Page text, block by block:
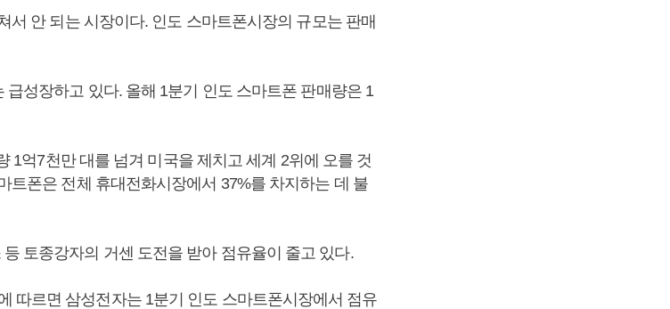
서 안 되는 시장이다. 인도 스마트폰시장의 규모는 판매
성장하고 있다. 올해 1분기 인도 스마트폰 판매량은 1
1억7천만 대를 넘겨 미국을 제치고 세계 2위에 오를 것
트폰은 전체 휴대전화시장에서 37%를 차지하는 데 불
토종강자의 거센 도전을 받아 점유율이 줄고 있다.
따르면 삼성전자는 1분기 인도 스마트폰시장에서 점유